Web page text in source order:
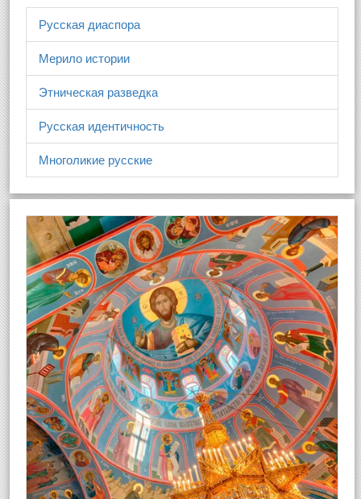
Русская диаспора
Мерило истории
Этническая разведка
Русская идентичность
Многоликие русские